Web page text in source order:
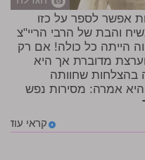
רבות אפשר לספר על כזו
והבת של הרבי הריי"צ
הייתה כל כולה! אם רק
מדוברת אך היא
בהצלחות שחוותה
היא אמרה: מסירות נפש
קראי עוד